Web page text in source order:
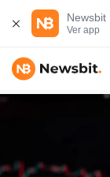
Newsbit
Ver app